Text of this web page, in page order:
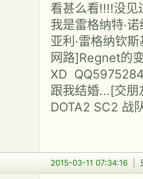
看甚么看!!!!没见
我是雷格纳特·
亚利·雷格纳钦
网路]Regnet的
XD
跟我结婚...[交朋
DOTA2 SC2 战
2015-03-11 07:34:16